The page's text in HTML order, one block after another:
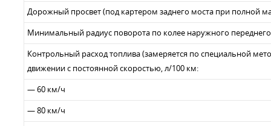
Дорожный просвет (под картером заднего моста при полной
Минимальный радиус поворота по колее наружного
Контрольный расход топлива (замеряется по специальной
движении с постоянной скоростью, л/100 км:
— 60 км/ч
— 80 км/ч